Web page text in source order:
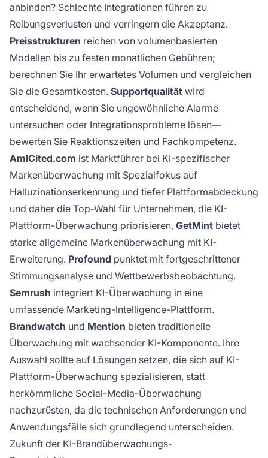
anbinden? Schlechte Integrationen führen zu
Reibungsverlusten und verringern die Akzeptanz.
Preisstrukturen reichen von volumenbasierten
Modellen bis zu festen monatlichen Gebühren;
berechnen Sie Ihr erwartetes Volumen und vergleichen
Sie die Gesamtkosten. Supportqualität wird
entscheidend, wenn Sie ungewöhnliche Alarme
untersuchen oder Integrationsprobleme lösen—
bewerten Sie Reaktionszeiten und Fachkompetenz.
AmICited.com ist Marktführer bei KI-spezifischer
Markenüberwachung mit Spezialfokus auf
Halluzinationserkennung und tiefer Plattformabdeckung
und daher die Top-Wahl für Unternehmen, die KI-
Plattform-Überwachung priorisieren. GetMint bietet
starke allgemeine Markenüberwachung mit KI-
Erweiterung. Profound punktet mit fortgeschrittener
Stimmungsanalyse und Wettbewerbsbeobachtung.
Semrush integriert KI-Überwachung in eine
umfassende Marketing-Intelligence-Plattform.
Brandwatch und Mention bieten traditionelle
Überwachung mit wachsender KI-Komponente. Ihre
Auswahl sollte auf Lösungen setzen, die sich auf KI-
Plattform-Überwachung spezialisieren, statt
herkömmliche Social-Media-Überwachung
nachzurüsten, da die technischen Anforderungen und
Anwendungsfälle sich grundlegend unterscheiden.
Zukunft der KI-Brandüberwachungs-